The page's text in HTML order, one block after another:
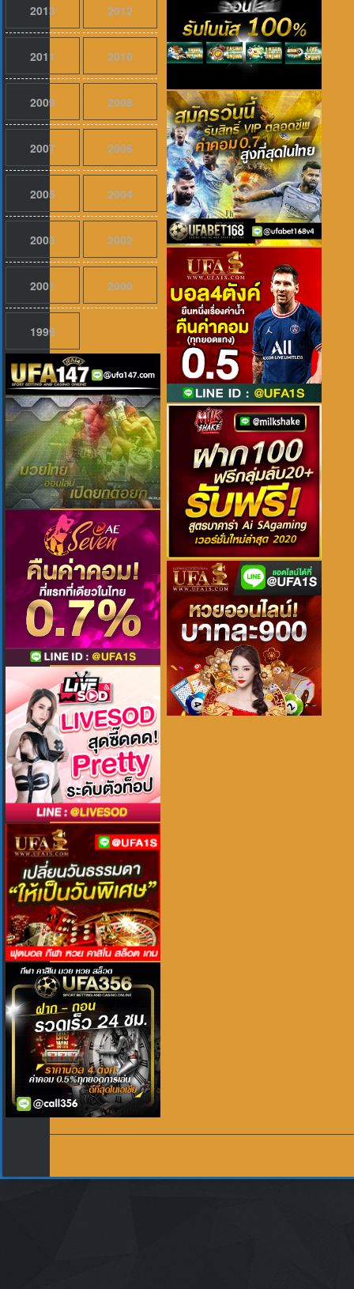
2013 2012
2011 2010
2009 2008
2007 2006
2005 2004
2003 2002
2001 2000
1999
0